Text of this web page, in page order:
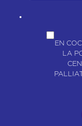
EN
LA